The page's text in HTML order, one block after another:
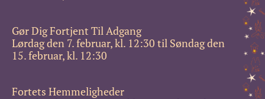
Gør Dig Fortjent Til Adgang
Lørdag den 7. februar, kl. 12:30 til Søndag den
15. februar, kl. 12:30
Fortets Hemmeligheder